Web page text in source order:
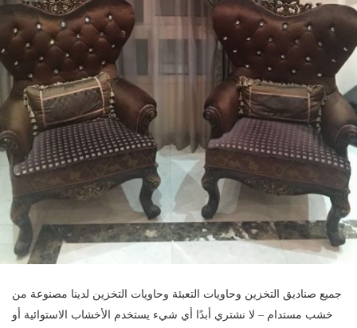
جميع صناديق التخزين وحاويات التعبئة وحاويات التخزين لدينا مصنوعة من
خشب مستدام – لا نشتري أبدًا أي شيء يستخدم الأخشاب الاستوائية أو